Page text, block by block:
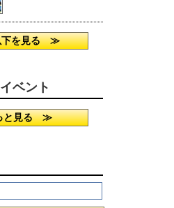
下を見る ≫
ベント
と見る ≫